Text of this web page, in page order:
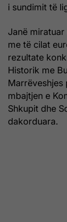
i sundimit të
Janë miratuar
me të cilat
rezultate
Historik me
Marrëveshjes
mbajtjen e
Shkupit dhe
dakorduara.